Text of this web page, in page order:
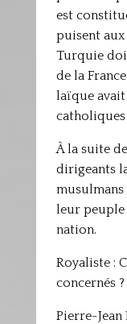
est
puisent
Turquie
de la
laïque
À la suite
dirigeants
leur peuple
nation.
Royaliste :
concernés ?
Pierre-Jean